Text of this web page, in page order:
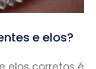
e elos?